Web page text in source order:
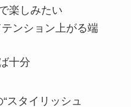
楽しみたい
ンション上がる端
十分
スタイリッシュ